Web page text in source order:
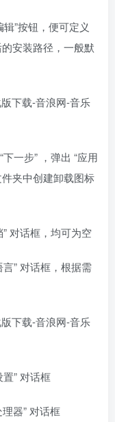
”按钮，便可定义
安装路径，一般默
一步” ，弹出 “应用
夹中创建卸载图标
对话框，均可为空
” 对话框，根据需
” 对话框
器” 对话框